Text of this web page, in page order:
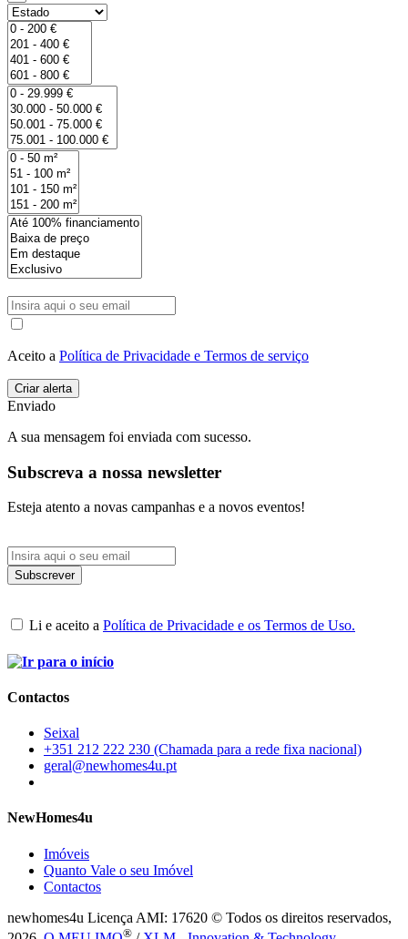
Aceito a Política de Privacidade e Termos de serviço
Enviado
A sua mensagem foi enviada com sucesso.
Subscreva a nossa newsletter
Esteja atento a novas campanhas e a novos eventos!
Li e aceito a Política de Privacidade e os Termos de Uso.
Contactos
Seixal
+351 212 222 230 (Chamada para a rede fixa nacional)
geral@newhomes4u.pt
NewHomes4u
Imóveis
Quanto Vale o seu Imóvel
Contactos
newhomes4u Licença AMI: 17620 © Todos os direitos reservados,
®